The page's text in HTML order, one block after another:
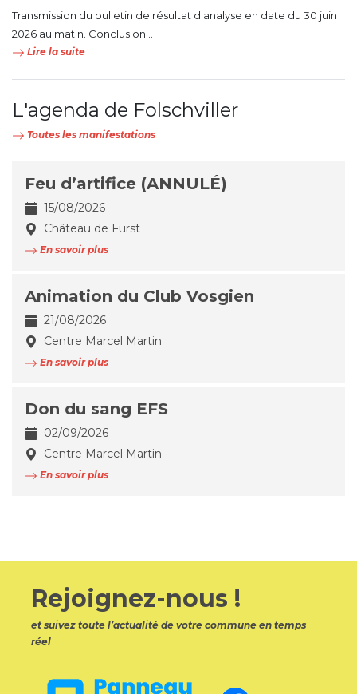
Transmission du bulletin de résultat d'analyse en date du 30 juin
2026 au matin. Conclusion...
Lire la suite
L'agenda de Folschviller
Toutes les manifestations
Feu d’artifice (ANNULÉ)
15/08/2026
Château de Fürst
En savoir plus
Animation du Club Vosgien
21/08/2026
Centre Marcel Martin
En savoir plus
Don du sang EFS
02/09/2026
Centre Marcel Martin
En savoir plus
Rejoignez-nous !
et suivez toute l’actualité de votre commune en temps
réel